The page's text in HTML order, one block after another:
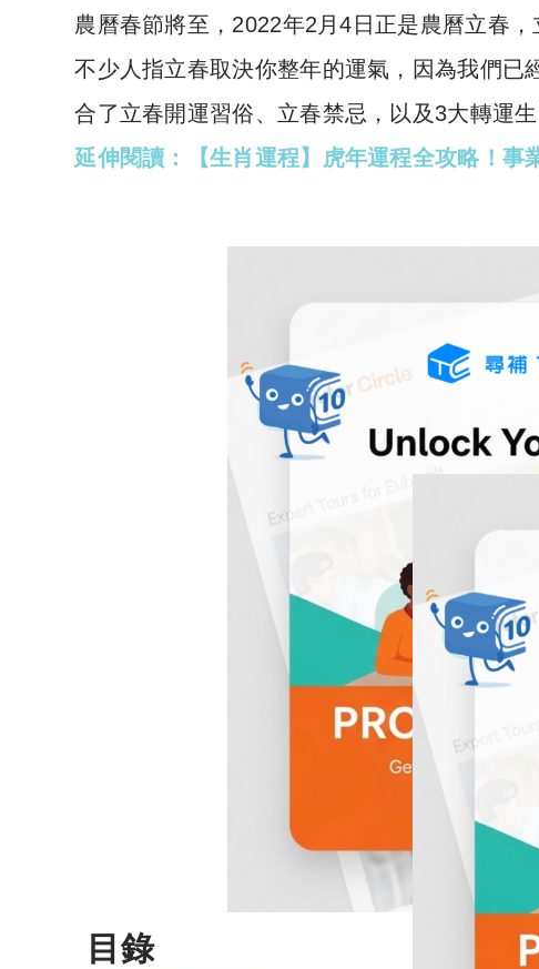
農曆春節將至，2022年2月4日正是農曆立春
不少人指立春取決你整年的運氣，因為我們已
合了立春開運習俗、立春禁忌，以及3大轉運
延伸閱讀：【生肖運程】虎年運程全攻略！事
目錄